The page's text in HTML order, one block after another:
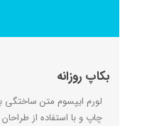
بکاپ روزانه
لورم ایپسوم متن ساختگی
چاپ و با استفاده از